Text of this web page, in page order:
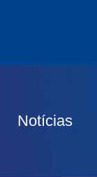
Notícias